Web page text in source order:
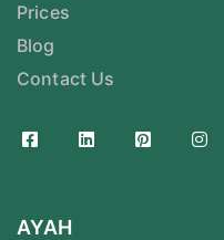
Prices
Blog
Contact Us
AYAH